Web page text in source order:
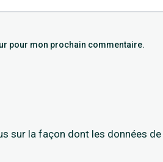
pour mon prochain commentaire.
sur la façon dont les données